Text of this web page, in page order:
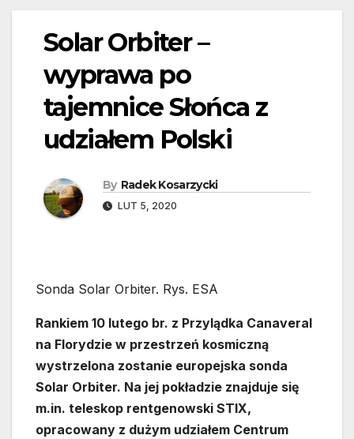
Solar Orbiter –
wyprawa po
tajemnice Słońca z
udziałem Polski
By Radek Kosarzycki
LUT 5, 2020
Sonda Solar Orbiter. Rys. ESA
Rankiem 10 lutego br. z Przylądka Canaveral
na Florydzie w przestrzeń kosmiczną
wystrzelona zostanie europejska sonda
Solar Orbiter. Na jej pokładzie znajduje się
m.in. teleskop rentgenowski STIX,
opracowany z dużym udziałem Centrum